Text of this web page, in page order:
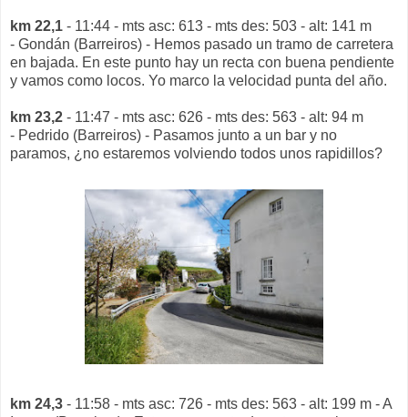
km 22,1 - 11:44 - mts asc: 613 - mts des: 503 - alt: 141 m
- Gondán (Barreiros) - Hemos pasado un tramo de carretera
en bajada. En este punto hay un recta con buena pendiente
y vamos como locos. Yo marco la velocidad punta del año.
km 23,2 - 11:47 - mts asc: 626 - mts des: 563 - alt: 94 m
- Pedrido (Barreiros) - Pasamos junto a un bar y no
paramos, ¿no estaremos volviendo todos unos rapidillos?
km 24,3 - 11:58 - mts asc: 726 - mts des: 563 - alt: 199 m - A